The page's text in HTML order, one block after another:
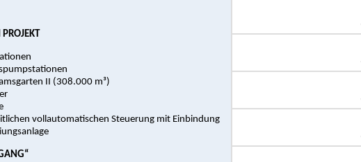
II (308.000 m³)
vollautomatischen Steuerung mit Einbindung